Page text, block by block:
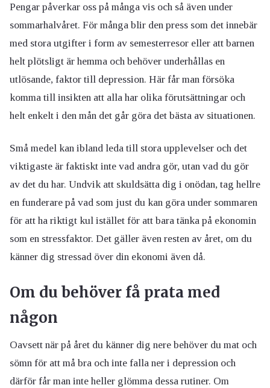
Pengar påverkar oss på många vis och så även under
sommarhalvåret. För många blir den press som det innebär
med stora utgifter i form av semesterresor eller att barnen
helt plötsligt är hemma och behöver underhållas en
utlösande, faktor till depression. Här får man försöka
komma till insikten att alla har olika förutsättningar och
helt enkelt i den mån det går göra det bästa av situationen.
Små medel kan ibland leda till stora upplevelser och det
viktigaste är faktiskt inte vad andra gör, utan vad du gör
av det du har. Undvik att skuldsätta dig i onödan, tag hellre
en funderare på vad som just du kan göra under sommaren
för att ha riktigt kul istället för att bara tänka på ekonomin
som en stressfaktor. Det gäller även resten av året, om du
känner dig stressad över din ekonomi även då.
Om du behöver få prata med
någon
Oavsett när på året du känner dig nere behöver du mat och
sömn för att må bra och inte falla ner i depression och
därför får man inte heller glömma dessa rutiner. Om